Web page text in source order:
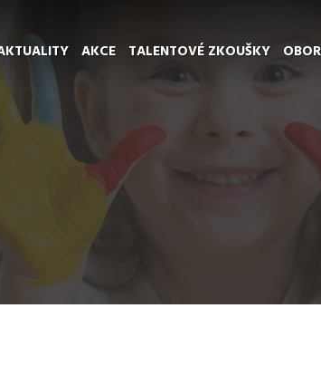
AKCE TALENTOVÉ ZKOUŠKY